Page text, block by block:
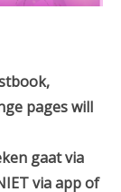
pages will
gaat via
via app of